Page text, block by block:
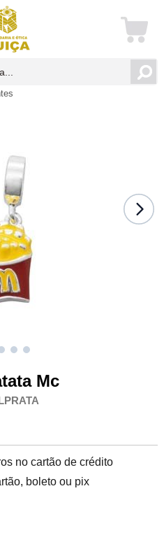
Mc
no cartão de crédito
boleto ou pix